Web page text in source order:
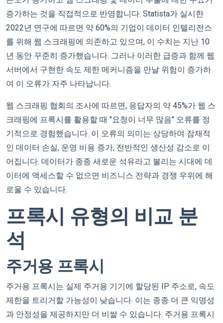
증가하는 것을 직접적으로 반영합니다. Statista가 실시한
2022년 연구에 따르면 약 60%의 기업이 데이터 인텔리전스
를 위해 웹 스크래핑에 의존하고 있으며, 이 수치는 지난 10
년 동안 꾸준히 증가했습니다. 그러나 이러한 급증과 함께 웹
서버에서 구현한 속도 제한 메커니즘을 만날 위험이 증가하
여 이 오류가 자주 나타납니다.
웹 스크래핑 협회의 조사에 따르면, 응답자의 약 45%가 웹 스
크래핑에 프록시를 활용할 때 "요청이 너무 많음" 오류를 정
기적으로 경험했습니다. 이 오류의 의미는 상당하여 잠재적
인 데이터 손실, 운영 비용 증가, 전반적인 생산성 감소로 이
어집니다. 데이터가 종종 새로운 석유라고 불리는 시대에 데
이터에 액세스할 수 없으면 비즈니스 전략과 경쟁 우위에 해
로울 수 있습니다.
프록시 유형의 비교 분
석
주거용 프록시
주거용 프록시는 실제 주거용 기기에 할당된 IP 주소로, 속도
제한을 트리거할 가능성이 낮습니다. 이는 종종 더 큰 익명성
과 안정성을 제공하지만 더 비쌀 수 있습니다. 주거용 프록시